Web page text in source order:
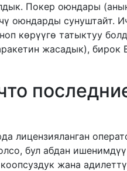
Покер оюндары
оюндарды сунуштайт.
көрүүгө татыктуу
жасадык), бирок
лицензияланган
бул абдан
жана